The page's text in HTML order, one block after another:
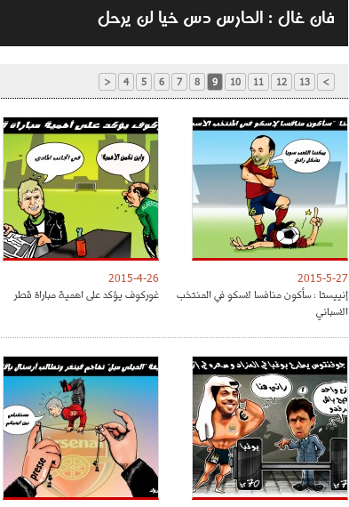
فان غال : الحارس دس خيا لن يرحل
< 4 5 6 7 8 9 10 11 12 13 >
2015-5-27
إنييستا : سأكون منافسا لاسكو في المنتخب
الاسباني
2015-4-26
غوركوف يؤكد على اهمية مباراة قطر